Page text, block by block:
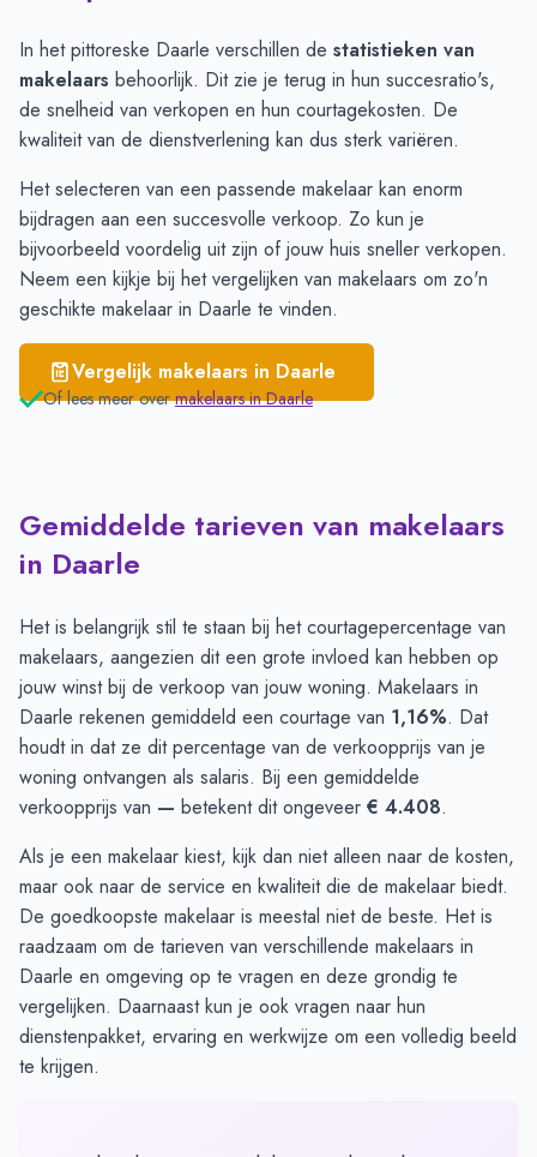
Den Ham
€ 4.596
Daarlerveen
€ 3.938
Vroomshoop
€ 3.887
Daarle
€ 3.547
Westerhaar-Vriezenveensewijk
€ 3.064
Hoge Hexel
€ 2.747
In het pittoreske Daarle verschillen de statistieken van
makelaars behoorlijk. Dit zie je terug in hun succesratio's,
de snelheid van verkopen en hun courtagekosten. De
kwaliteit van de dienstverlening kan dus sterk variëren.
Het selecteren van een passende makelaar kan enorm
bijdragen aan een succesvolle verkoop. Zo kun je
bijvoorbeeld voordelig uit zijn of jouw huis sneller verkopen.
Neem een kijkje bij hetvergelijken van makelaars om zo'n
geschikte makelaar in Daarle te vinden.
Vergelijk makelaars in Daarle
Of lees meer over makelaars inDaarle
Gemiddelde tarieven van makelaars
in Daarle
Het is belangrijk stil te staan bij het courtagepercentage van
makelaars, aangezien dit een grote invloed kan hebben op
jouw winst bij de verkoop van jouw woning. Makelaars in
Daarle rekenen gemiddeld een courtage van 1,16%. Dat
houdt in dat ze dit percentage van de verkoopprijs van je
woning ontvangen als salaris. Bij een gemiddelde
verkoopprijs van — betekent dit ongeveer € 4.408.
Als je een makelaar kiest, kijk dan niet alleen naar de kosten,
maar ook naar de service en kwaliteit die de makelaar biedt.
De goedkoopste makelaar is meestal niet de beste. Het is
raadzaam om de tarieven van verschillende makelaars in
Daarle en omgeving op te vragen en deze grondig te
vergelijken. Daarnaast kun je ook vragen naar hun
dienstenpakket, ervaring en werkwijze om een volledig beeld
te krijgen.